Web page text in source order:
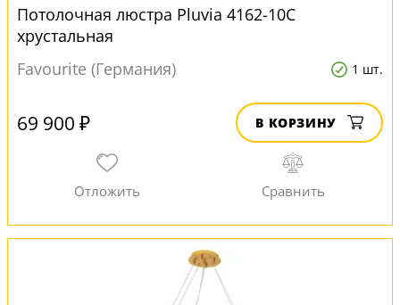
Потолочная люстра Pluvia 4162-10C
хрустальная
Favourite (Германия)
1 шт.
69 900 ₽ В КОРЗИНУ